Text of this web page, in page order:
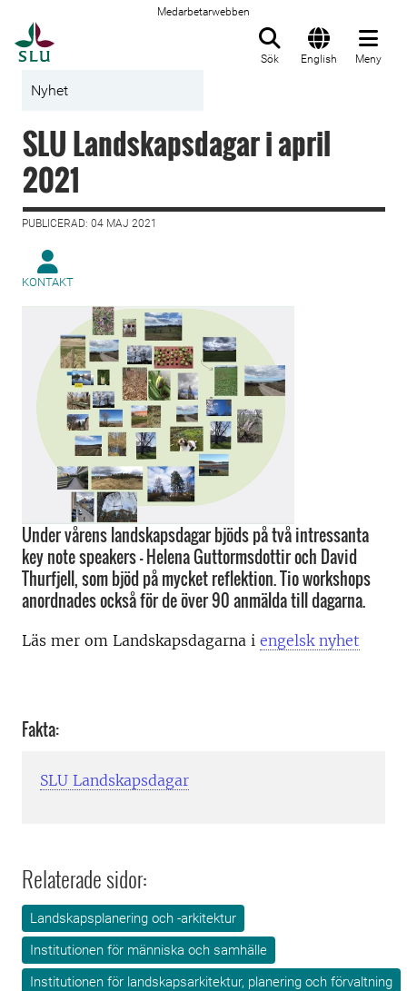
Medarbetarwebben
Sök English Meny
Nyhet
SLU Landskapsdagar i april
2021
PUBLICERAD: 04 MAJ 2021
KONTAKT
Under vårens landskapsdagar bjöds på två intressanta
key note speakers – Helena Guttormsdottir och David
Thurfjell, som bjöd på mycket reflektion. Tio workshops
anordnades också för de över 90 anmälda till dagarna.
Läs mer om Landskapsdagarna i engelsk nyhet
Fakta:
SLU Landskapsdagar
Relaterade sidor:
Landskapsplanering och -arkitektur
Institutionen för människa och samhälle
Institutionen för landskapsarkitektur, planering och förvaltning